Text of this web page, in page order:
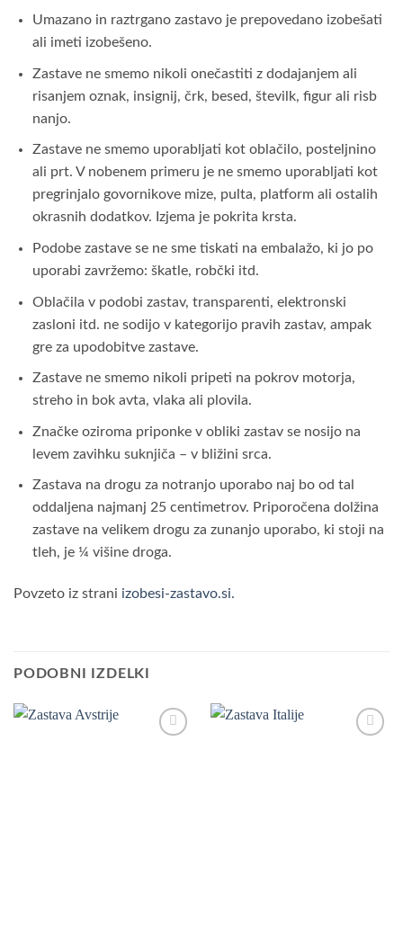
Umazano in raztrgano zastavo je prepovedano izobešati
ali imeti izobešeno.
Zastave ne smemo nikoli onečastiti z dodajanjem ali
risanjem oznak, insignij, črk, besed, številk, figur ali risb
nanjo.
Zastave ne smemo uporabljati kot oblačilo, posteljnino
ali prt. V nobenem primeru je ne smemo uporabljati kot
pregrinjalo govornikove mize, pulta, platform ali ostalih
okrasnih dodatkov. Izjema je pokrita krsta.
Podobe zastave se ne sme tiskati na embalažo, ki jo po
uporabi zavržemo: škatle, robčki itd.
Oblačila v podobi zastav, transparenti, elektronski
zasloni itd. ne sodijo v kategorijo pravih zastav, ampak
gre za upodobitve zastave.
Zastave ne smemo nikoli pripeti na pokrov motorja,
streho in bok avta, vlaka ali plovila.
Značke oziroma priponke v obliki zastav se nosijo na
levem zavihku suknjiča – v bližini srca.
Zastava na drogu za notranjo uporabo naj bo od tal
oddaljena najmanj 25 centimetrov. Priporočena dolžina
zastave na velikem drogu za zunanjo uporabo, ki stoji na
tleh, je ¼ višine droga.
Povzeto iz strani izobesi-zastavo.si.
PODOBNI IZDELKI